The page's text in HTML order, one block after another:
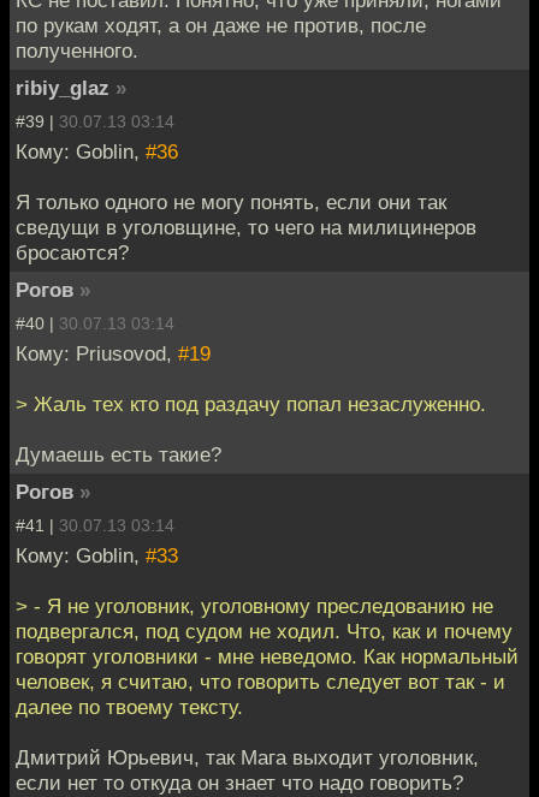
по рукам ходят, а он даже не против, после
полученного.
ribiy_glaz »
#39 | 30.07.13 03:14
Кому: Goblin, #36
Я только одного не могу понять, если они так
сведущи в уголовщине, то чего на милицинеров
бросаются?
Рогов »
#40 | 30.07.13 03:14
Кому: Priusovod, #19
> Жаль тех кто под раздачу попал незаслуженно.
Думаешь есть такие?
Рогов »
#41 | 30.07.13 03:14
Кому: Goblin, #33
> - Я не уголовник, уголовному преследованию не
подвергался, под судом не ходил. Что, как и почему
говорят уголовники - мне неведомо. Как нормальный
человек, я считаю, что говорить следует вот так - и
далее по твоему тексту.
Дмитрий Юрьевич, так Мага выходит уголовник,
если нет то откуда он знает что надо говорить?